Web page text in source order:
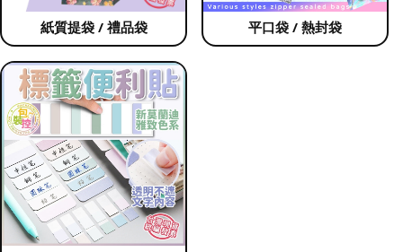
紙質提袋 / 禮品袋 平口袋 / 熱封袋